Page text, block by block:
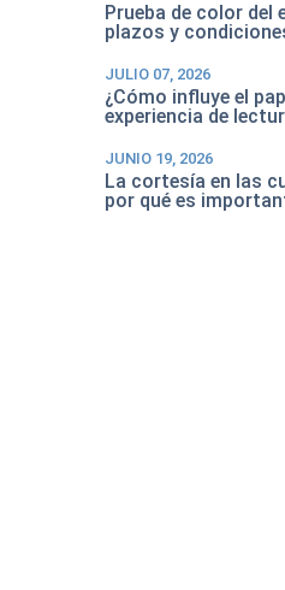
Prueba de color del
plazos y
JULIO 07, 2026
¿Cómo influye el
experiencia de
JUNIO 19, 2026
La cortesía en las
por qué es